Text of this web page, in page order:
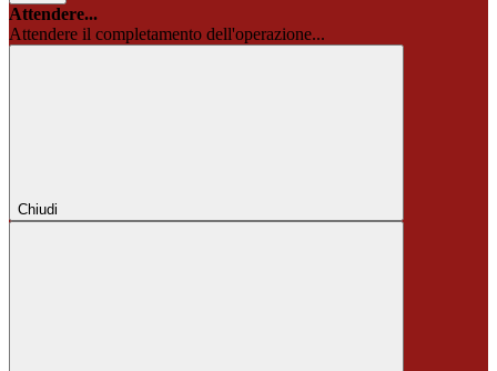
Attendere...
Attendere il completamento dell'operazione...
Chiudi